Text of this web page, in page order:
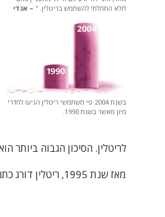
לולא התחלתי להשתמש בריטלין. " – אנדי
בשנת 2004 פי משתמשי ריטלין הגיעו לחדרי
מיון מאשר בשנת 1990.
לריטלין. הסיכון הגבוה ביותר
מאז שנת 1995, ריטלין דורג כתרופה "הנגנבת ביותר" על-ידי 'מינהל אכיפת הסמים של ארה”ב'.